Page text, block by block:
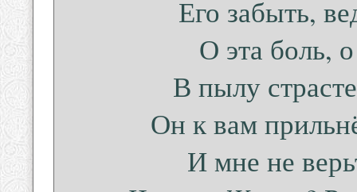
Его забыть,
О эта боль,
В пылу
Он к вам
И мне не